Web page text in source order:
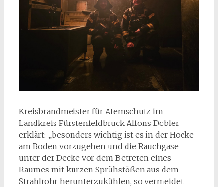
Kreisbrandmeister für Atemschutz im
Landkreis Fürstenfeldbruck Alfons Dobler
erklärt: „besonders wichtig ist es in der Hocke
am Boden vorzugehen und die Rauchgase
unter der Decke vor dem Betreten eines
Raumes mit kurzen Sprühstößen aus dem
Strahlrohr herunterzukühlen, so vermeidet